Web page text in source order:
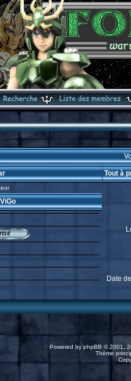
Tout à
Date
Powered by phpBB © 2001,
Thème